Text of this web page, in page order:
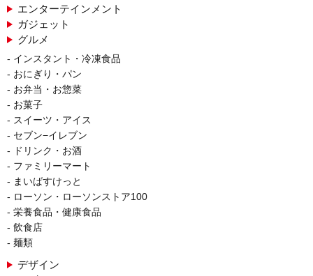
エンターテインメント
ガジェット
グルメ
インスタント・冷凍食品
おにぎり・パン
お弁当・お惣菜
お菓子
スイーツ・アイス
セブン−イレブン
ドリンク・お酒
ファミリーマート
まいばすけっと
ローソン・ローソンストア100
栄養食品・健康食品
飲食店
麺類
デザイン